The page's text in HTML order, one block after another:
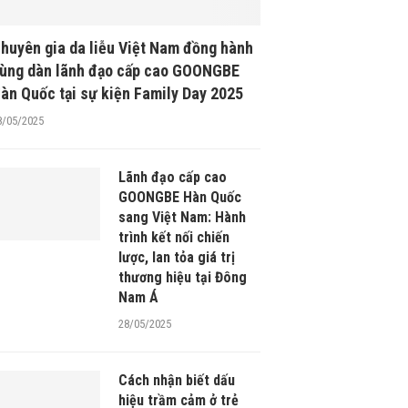
gia da liễu Việt Nam đồng hành
dàn lãnh đạo cấp cao GOONGBE
Quốc tại sự kiện Family Day 2025
05/2025
Lãnh đạo cấp cao
GOONGBE Hàn Quốc
sang Việt Nam: Hành
trình kết nối chiến
lược, lan tỏa giá trị
thương hiệu tại Đông
Nam Á
28/05/2025
Cách nhận biết dấu
hiệu trầm cảm ở trẻ